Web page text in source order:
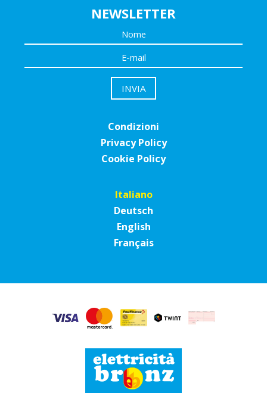
NEWSLETTER
Condizioni
Privacy Policy
Cookie Policy
Italiano
Deutsch
English
Français